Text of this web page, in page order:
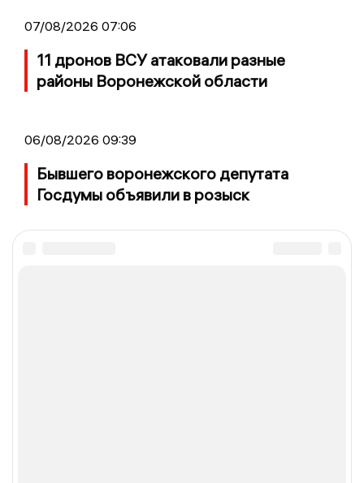
07/08/2026 07:06
11 дронов ВСУ атаковали разные
районы Воронежской области
06/08/2026 09:39
Бывшего воронежского депутата
Госдумы объявили в розыск